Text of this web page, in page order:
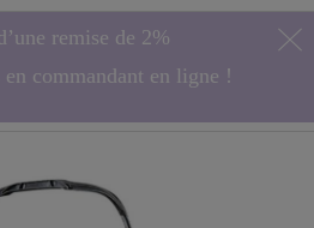
remise de 2%
en commandant en ligne !